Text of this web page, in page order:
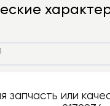
запчасть или